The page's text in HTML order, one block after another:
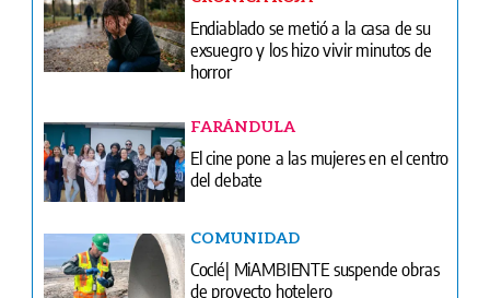
Endiablado se metió a la casa de su
exsuegro y los hizo vivir minutos de
horror
FARÁNDULA
El cine pone a las mujeres en el centro
del debate
COMUNIDAD
Coclé| MiAMBIENTE suspende obras
de proyecto hotelero